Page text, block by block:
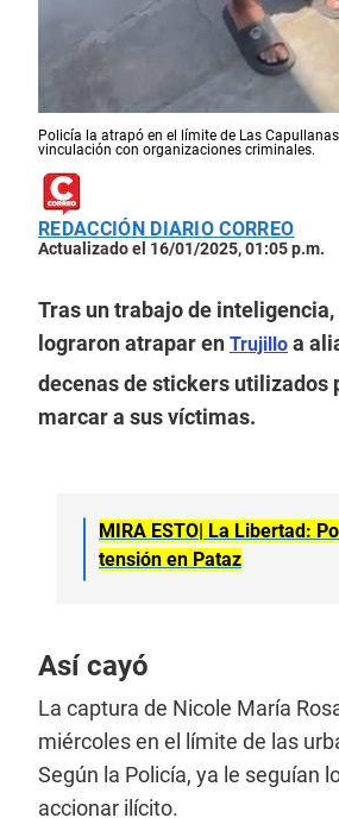
Policía la atrapó en el límite de Las
vinculación con organizaciones criminales.
REDACCIÓN DIARIO CORREO
Actualizado el 16/01/2025, 01:05 p.m.
Tras un trabajo de
lograron atrapar en Trujillo a
decenas de stickers utilizados
marcar a sus víctimas.
MIRA ESTO| La Libertad:
tensión en Pataz
Así cayó
La captura de Nicole María
miércoles en el límite de las
Según la Policía, ya le seguían
accionar ilícito.